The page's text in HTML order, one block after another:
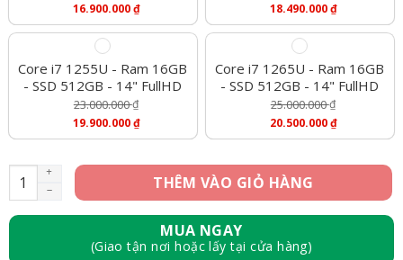
Gốc
Là:
16.900.000₫
Giá
Là:
16.900.000 ₫.
Gốc
Là:
18.490.000₫
Giá
Là:
18.490.000 ₫.
Core i7 1255U - Ram 16GB
- SSD 512GB - 14" FullHD
23.000.000₫
Gốc
23.000.000 ₫.
19.900.000₫
Giá
Tại
Là:
19.900.000 ₫.
Core i7 1265U - Ram 16GB
- SSD 512GB - 14" FullHD
25.000.000₫
Gốc
25.000.000 ₫.
20.500.000₫
Giá
Tại
Là:
[Mới 100%] Dell Latitude 7430 - Core i5 1235U, Ram 16GB,
THÊM VÀO GIỎ HÀNG
MUA NGAY
(Giao tận nơi hoặc lấy tại cửa hàng)